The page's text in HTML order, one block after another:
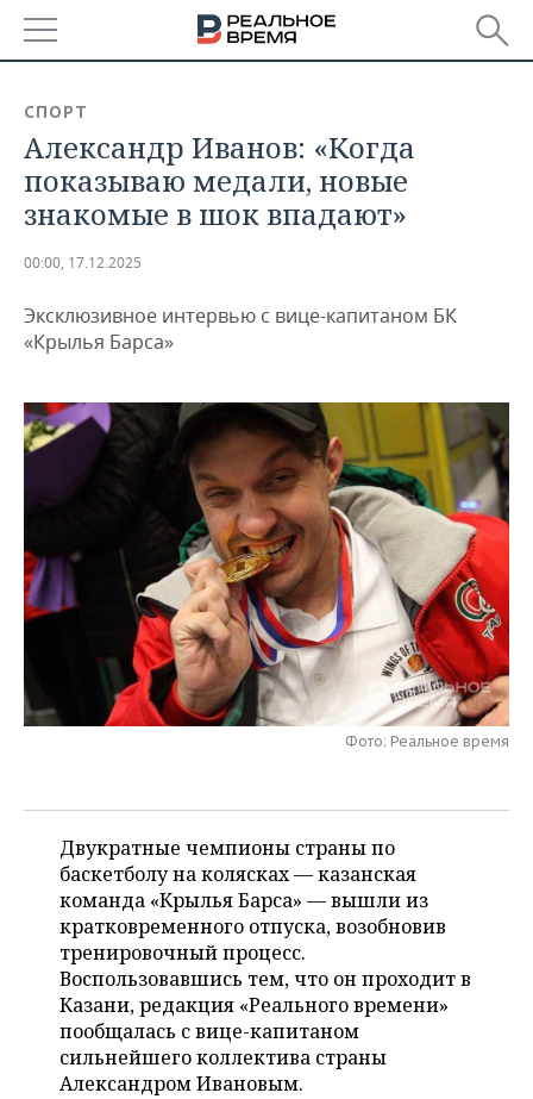
БАШКОРТОСТАН
ТАТАРСТАН
НОВОСТИ
АНАЛИТИКА
ДЕКЛАРАЦИИ О ДОХОДАХ
КОРОЛИ ГОСЗАКАЗА ПФО
ВУЗЫ ТАТАРСТАНА
КОМУ ПРИНАДЛЕЖАТ
ТОРГОВЫЕ ЦЕНТРЫ
ТАТАРСТАНА
НОВОСТИ ЭКОНОМИКИ
ФИНАНСЫ
БАНКИ
БЮДЖЕТ
ПРОМЫШЛЕННОСТЬ
НОВОСТИ
АГРОПРОМ
МАШИНОСТРОЕНИЕ
НЕФТЬ
ЭНЕРГЕТИКА
НЕДВИЖИМОСТЬ
НОВОСТИ НЕДВИЖИМОСТИ
АВТО
НОВОСТИ АВТО
БИЗНЕС
НОВОСТИ БИЗНЕСА
РОЗНИЧНАЯ ТОРГОВЛЯ
ТРАНСПОРТ
НОВОСТИ ТЕХНОЛОГИЙ
МЕРОПРИЯТИЯ
НОВОСТИ МЕРОПРИЯТИЙ
ВЫЕЗДНАЯ РЕДАКЦИЯ
ОТКРЫТАЯ ЛЕКЦИЯ
НОВОСТИ СПОРТА
БАСКЕТБОЛ
ВОЛЕЙБОЛ
КИБЕРСПОРТ
ФИГУРНОЕ КАТАНИЕ
ВОДНЫЕ ВИДЫ СПОРТА
ОБЩЕСТВО
ИНФРАСТРУКТУРА
ИСТОРИЯ
КУЛЬТУРА
МЕДИЦИНА
ОБРАЗОВАНИЕ
СПРАВОЧНИК
СПИСОК ПЕРСОН
СПИСОК КОМПАНИЙ
ПОЛНАЯ ВЕРСИЯ
СПОРТ
Александр Иванов: «Когда
показываю медали, новые
знакомые в шок впадают»
00:00, 17.12.2025
Эксклюзивное интервью с вице-капитаном БК
«Крылья Барса»
Фото: Реальное время
Двукратные чемпионы страны по
баскетболу на колясках — казанская
команда «Крылья Барса» — вышли из
кратковременного отпуска, возобновив
тренировочный процесс.
Воспользовавшись тем, что он проходит в
Казани, редакция «Реального времени»
пообщалась с вице-капитаном
сильнейшего коллектива страны
Александром Ивановым.